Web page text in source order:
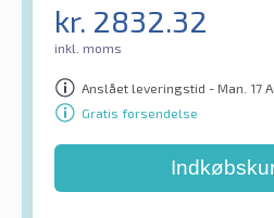
kr. 2832.32
inkl. moms
Anslået leveringstid - Man. 17
Gratis forsendelse